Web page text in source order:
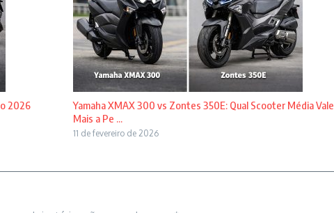
2026
Yamaha XMAX 300 vs Zontes 350E: Qual Scooter Média Vale
Mais a Pe ...
11 de fevereiro de 2026